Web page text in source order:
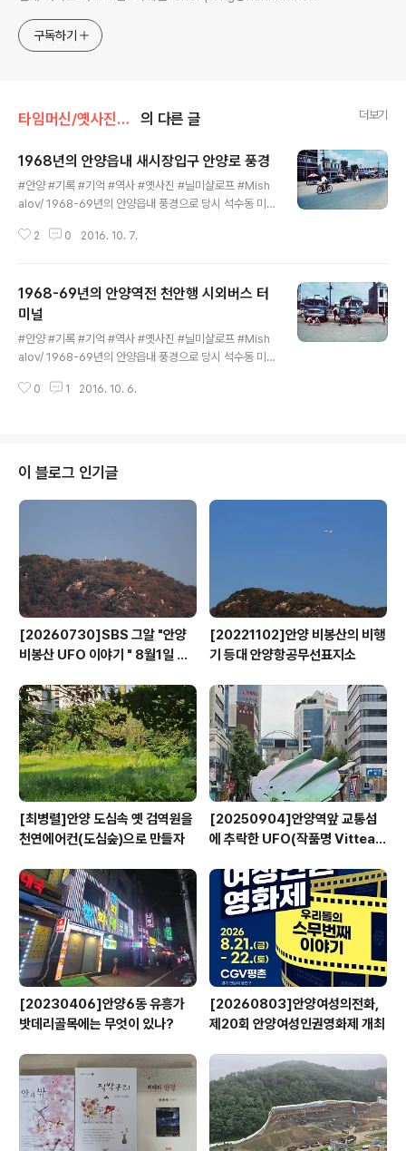
구독하기
타임머신/옛사진읽기 의 다른 글 더보기
1968년의 안양읍내 새시장입구 안양로 풍경
#안양 #기록 #기억 #역사 #옛사진 #닐미샬로프 #Mish
alov/ 1968-69년의 안양읍내 풍경으로 당시 석수동 미
로 찍은 것입니다. 사진속 위치는 안양시 만안구 벽산사거
69년은 안양역 앞을 지나는 1번 국도에 이어 안양읍내를
관통하는 안양로가 개설된 초창기로 오가는 차량이 드물어
아스팔트도 2차선만 포장됐지요. 사진 좌측의 3층 건물은
동산병원이며, 그 옆으로 천우인쇄소, 드레스미싱, 경남지
에 사진속 건물들은 헐리고 그 자리에는 7-80년대 음악다
2 0 2016. 10. 7.
1968-69년의 안양역전 천안행 시외버스 터
미널
#안양 #기록 #기억 #역사 #옛사진 #닐미샬로프 #Mish
alov/ 1968-69년의 안양읍내 풍경으로 당시 석수동 미
로 찍은 것이다. 사진속 버스는 안양에서 천안을 운행하던
다. 사진 좌측에는 중국집 永興館(영흥관), 우측에는 진다
방 간판이 보이는데 대영장캬바레 건물 앞쪽이다. 사진속
세발자전거를 타는 어린이중 한명이; 중국집 영흥관에 살
다. 그의 어릴적 안양역 주변에 대한 기억을 ..
0 1 2016. 10. 6.
이 블로그 인기글
[20260730]SBS 그알 "안양
비봉산 UFO 이야기 " 8월1일 방
[20221102]안양 비봉산의 비행
기 등대 안양항공무선표지소
[최병렬]안양 도심속 옛 검역원을
천연에어컨(도심숲)으로 만들자
[20250904]안양역앞 교통섬
에 추락한 UFO(작품명 Vitteau
[20230406]안양6동 유흥가
밧데리골목에는 무엇이 있나?
[20260803]안양여성의전화,
제20회 안양여성인권영화제 개최